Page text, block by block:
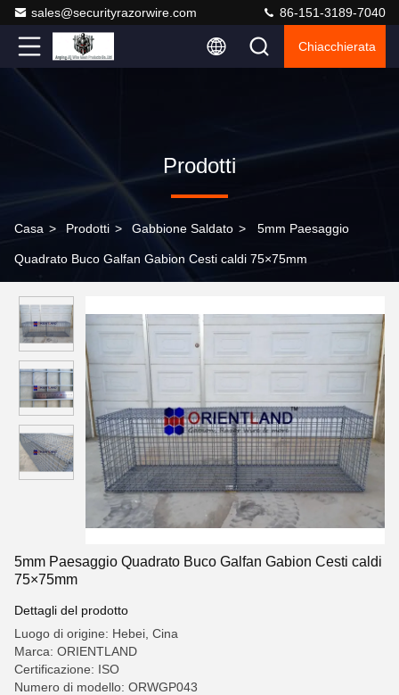
sales@securityrazorwire.com 86-151-3189-7040
Chiacchierata
Prodotti
Casa > Prodotti > Gabbione Saldato > 5mm Paesaggio
Quadrato Buco Galfan Gabion Cesti caldi 75×75mm
5mm Paesaggio Quadrato Buco Galfan Gabion Cesti caldi
75×75mm
Dettagli del prodotto
Luogo di origine: Hebei, Cina
Marca: ORIENTLAND
Certificazione: ISO
Numero di modello: ORWGP043